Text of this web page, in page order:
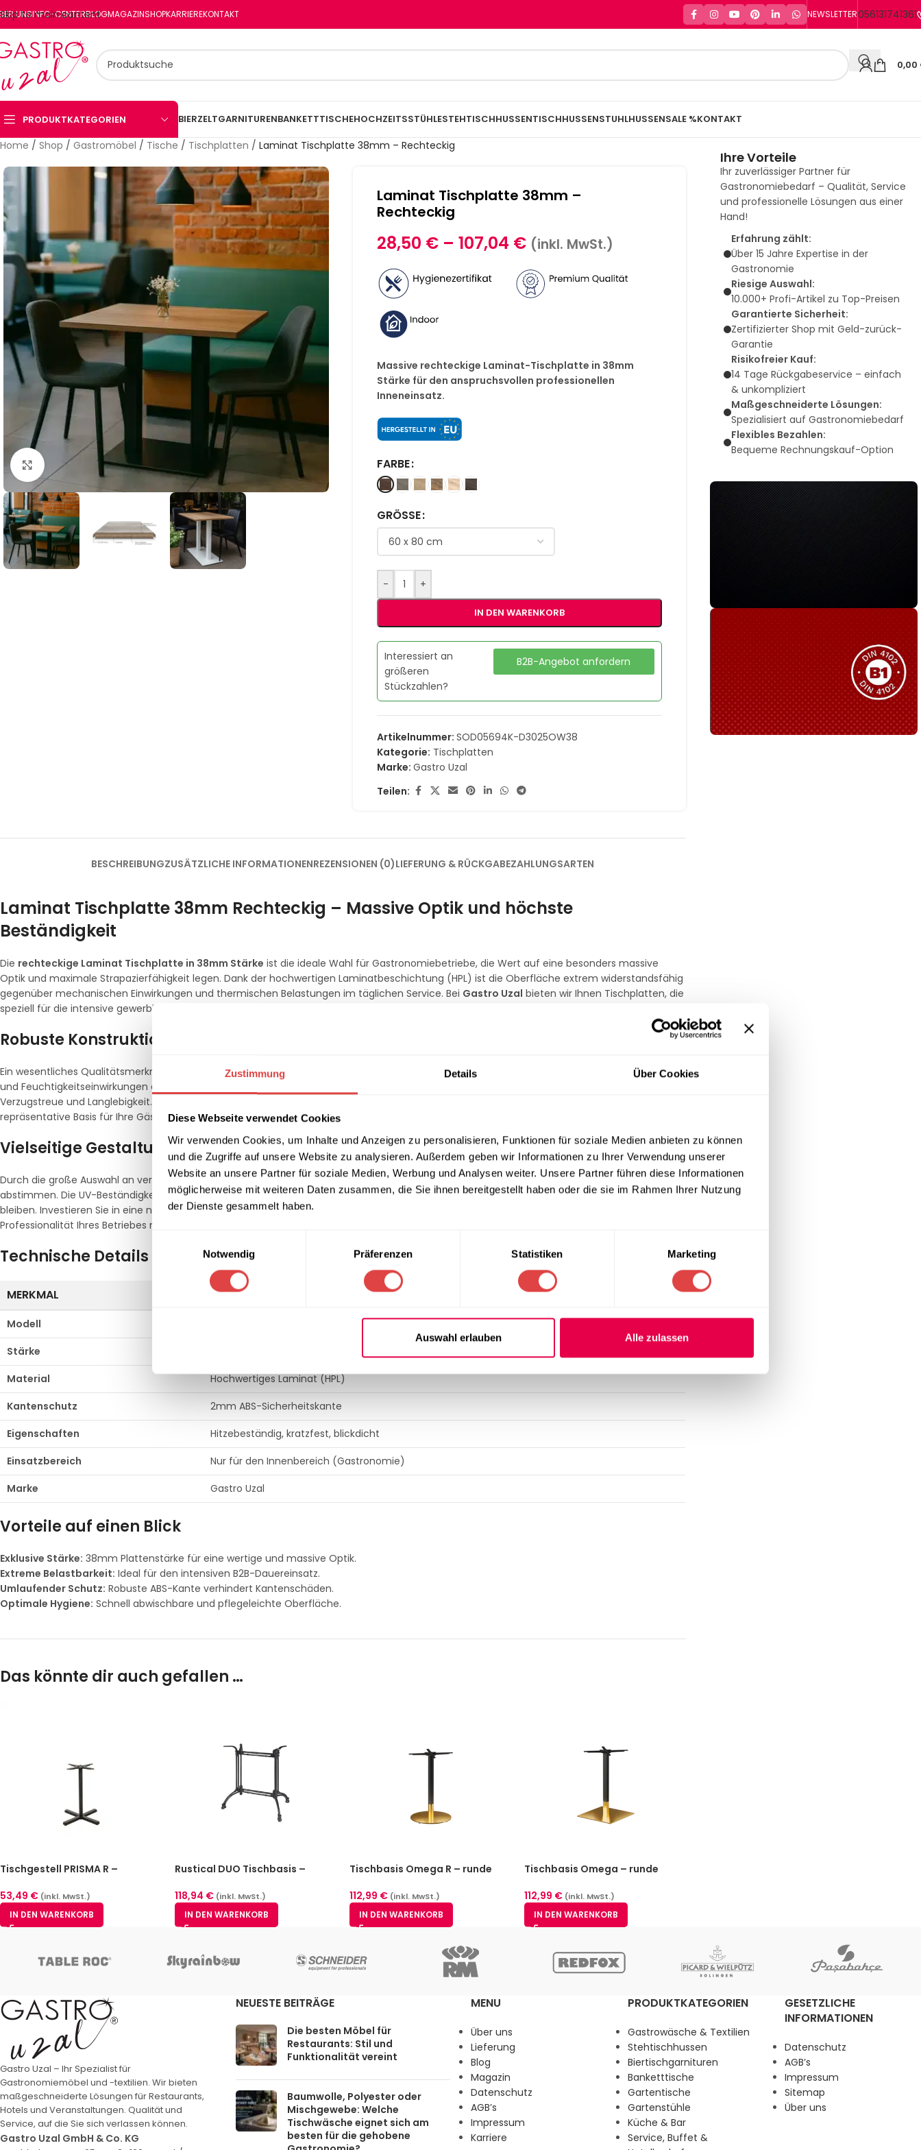
Zustimmung Details Über Cookies
Diese Webseite verwendet Cookies
Wir verwenden Cookies, um Inhalte und Anzeigen zu personalisieren, Funktionen für soziale Medien anbieten zu können
und die Zugriffe auf unsere Website zu analysieren. Außerdem geben wir Informationen zu Ihrer Verwendung unserer
Website an unsere Partner für soziale Medien, Werbung und Analysen weiter. Unsere Partner führen diese Informationen
möglicherweise mit weiteren Daten zusammen, die Sie ihnen bereitgestellt haben oder die sie im Rahmen Ihrer Nutzung
der Dienste gesammelt haben.
Notwendig
Präferenzen Statistiken Marketing
Auswahl erlauben Alle zulassen
Skip to main content
UNSINFO-CENTERBLOGMAGAZINSHOPKARRIEREKONTAKT NEWSLETTER056131741361
0,00
PRODUKTKATEGORIEN BIERZELTGARNITURENBANKETTTISCHEHOCHZEITSSTÜHLESTEHTISCHHUSSENTISCHHUSSENSTUHLHUSSENSALE %KONTAKT
Home / Shop / Gastromöbel / Tische / Tischplatten / Laminat Tischplatte 38mm – Rechteckig
Klick zum Vergrößern
Laminat Tischplatte 38mm –
Rechteckig
28,50 € –107,04 € (inkl. MwSt.)
Massive rechteckige Laminat-Tischplatte in 38mm
Stärke für den anspruchsvollen professionellen
Inneneinsatz.
FARBE
GRÖSSE
- +
IN DEN WARENKORB
Interessiert an
größeren
Stückzahlen?
B2B-Angebot anfordern
Artikelnummer:SOD05694K-D3025OW38
Kategorie: Tischplatten
Marke:Gastro Uzal
Teilen:
BESCHREIBUNGZUSÄTZLICHE INFORMATIONENREZENSIONEN (0)LIEFERUNG & RÜCKGABEZAHLUNGSARTEN
Laminat Tischplatte 38mm Rechteckig – Massive Optik und höchste
Beständigkeit
Die rechteckige Laminat Tischplatte in 38mm Stärke ist die ideale Wahl für Gastronomiebetriebe, die Wert auf eine besonders massive
Optik und maximale Strapazierfähigkeit legen. Dank der hochwertigen Laminatbeschichtung (HPL) ist die Oberfläche extrem widerstandsfähig
gegenüber mechanischen Einwirkungen und thermischen Belastungen im täglichen Service. Bei Gastro Uzal bieten wir Ihnen Tischplatten, die
speziell für die intensive gewerbliche Nutzung im B2B-Bereich konzipiert wurden und durch ihre erstklassige Stabilität überzeugen.
Robuste Konstruktion und hochwertige ABS-Sicherheitskante
Ein wesentliches Qualitätsmerkmal dieser Tischplatte ist die umlaufende 2mm starke ABS-Kante. Diese schützt die Platte effektiv vor Stößen
und Feuchtigkeitseinwirkungen an den Kanten. Der Kern aus einer hochverdichteten Gütespanplatte sorgt für eine hervorragende
Verzugstreue und Langlebigkeit. Ob in gehobenen Restaurants, Cafés oder Konferenzräumen – die 38mm starke Platte bietet eine
repräsentative Basis für Ihre Gäste und lässt sich dank der porenfreien Oberfläche schnell und hygienisch reinigen.
Vielseitige Gestaltungsmöglichkeiten für Ihr Raumkonzept
Durch die große Auswahl an verschiedenen Dekoren und individuellen Größen lässt sich diese Tischplatte perfekt auf Ihr bestehendes Interieur
abstimmen. Die UV-Beständigkeit der Oberfläche garantiert, dass Farben und Dekore auch bei direkter Lichteinstrahlung dauerhaft brillant
bleiben. Investieren Sie in eine nachhaltige und langlebige Tischlösung, die Funktionalität mit einer markanten Ästhetik verbindet und die
Professionalität Ihres Betriebes nachhaltig unterstreicht.
Technische Details
MERKMAL SPEZIFIKATION
Modell
Laminat Tischplatte (Rechteckig)
Stärke
Material
Hochwertiges Laminat (HPL)
Kantenschutz
2mm ABS-Sicherheitskante
Eigenschaften
Hitzebeständig, kratzfest, blickdicht
Einsatzbereich
Nur für den Innenbereich (Gastronomie)
Marke
Gastro Uzal
Vorteile auf einen Blick
Exklusive Stärke: 38mm Plattenstärke für eine wertige und massive Optik.
Extreme Belastbarkeit: Ideal für den intensiven B2B-Dauereinsatz.
Umlaufender Schutz: Robuste ABS-Kante verhindert Kantenschäden.
Optimale Hygiene: Schnell abwischbare und pflegeleichte Oberfläche.
Das könnte dir auch gefallen …
Tischgestell PRISMA R –
Höhe 72 cm, Säule Ø 6 cm
53,49 € (inkl. MwSt.)
IN DEN WARENKORB
Rustical DUO Tischbasis –
Basis 42×42 cm, Höhe 72 cm
118,94 € (inkl. MwSt.)
IN DEN WARENKORB
Tischbasis Omega R – runde
Höhe 72 cm
112,99 € (inkl. MwSt.)
IN DEN WARENKORB
Tischbasis Omega – runde
Höhe 72 cm
112,99 € (inkl. MwSt.)
IN DEN WARENKORB
Ihre Vorteile
Ihr zuverlässiger Partner für
Gastronomiebedarf – Qualität, Service
und professionelle Lösungen aus einer
Hand!
Erfahrung zählt:
Über 15 Jahre Expertise in der
Gastronomie
Riesige Auswahl:
10.000+ Profi-Artikel zu Top-Preisen
Garantierte Sicherheit:
Zertifizierter Shop mit Geld-zurück-
Garantie
Risikofreier Kauf:
14 Tage Rückgabeservice – einfach
& unkompliziert
Maßgeschneiderte Lösungen:
Spezialisiert auf Gastronomiebedarf
Flexibles Bezahlen:
Bequeme Rechnungskauf-Option
Sie haben nicht das passende
Produkt gefunden?
Wir helfen Ihnen gerne weiter!
Gastro Uzal – Ihr Spezialist für
Gastronomiemöbel und -textilien. Wir bieten
maßgeschneiderte Lösungen für Restaurants,
Hotels und Veranstaltungen. Qualität und
Service, auf die Sie sich verlassen können.
Gastro Uzal GmbH & Co. KG
NEUESTE BEITRÄGE
Die besten Möbel für
Restaurants: Stil und
Funktionalität vereint
Baumwolle, Polyester oder
Mischgewebe: Welche
Tischwäsche eignet sich am
besten für die gehobene
MENU
Über uns
Lieferung
Blog
Magazin
Datenschutz
AGB’s
Impressum
Karriere
PRODUKTKATEGORIEN
Gastrowäsche & Textilien
Stehtischhussen
Biertischgarnituren
Banketttische
Gartentische
Gartenstühle
Küche & Bar
Service, Buffet &
GESETZLICHE
INFORMATIONEN
Datenschutz
AGB’s
Impressum
Sitemap
Über uns